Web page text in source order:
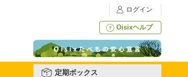
ログイン
Oisixヘルプ
定期ボックス